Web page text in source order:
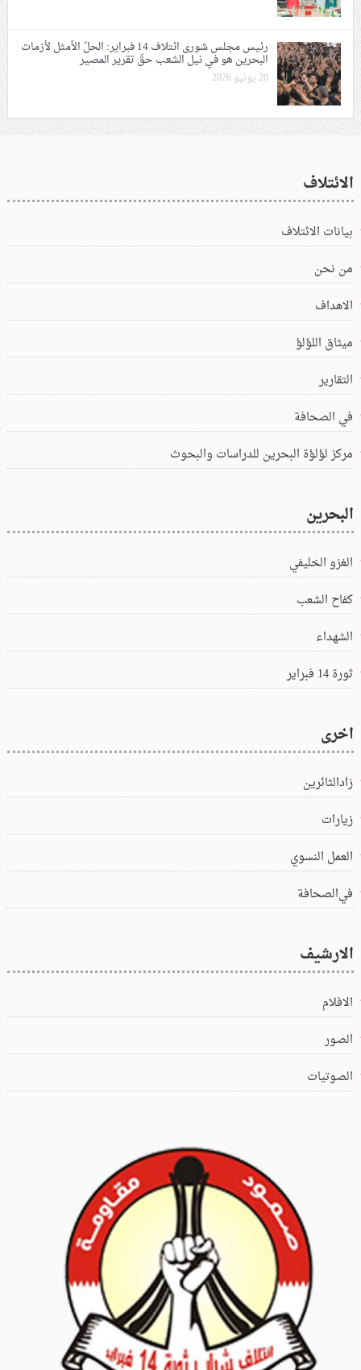
رئيس مجلس شورى ائتلاف 14 فبراير: الحلّ الأمثل لأزمات
البحرين هو في نيل الشعب حقّ تقرير المصير
20 يونيو 2026
الائتلاف
بيانات الائتلاف
من نحن
الاهداف
ميثاق اللؤلؤ
التقارير
في الصحافة
مركز لؤلؤة البحرين للدراسات والبحوث
البحرين
الغزو الخليفي
كفاح الشعب
الشهداء
ثورة 14 فبراير
اخرى
زادالثائرين
زيارات
العمل النسوي
في‌الصحافة
الارشيف
الافلام
الصور
الصوتيات